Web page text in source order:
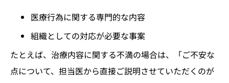
医療行為に関する専門的な内容
組織としての対応が必要な事案
たとえば、治療内容に関する不満の場合は、「ご不安な
点について、担当医から直接ご説明させていただくのが